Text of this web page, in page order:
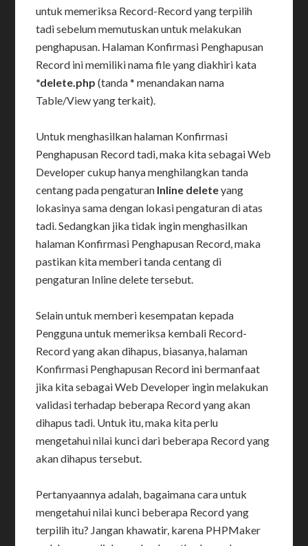
untuk memeriksa Record-Record yang terpilih
tadi sebelum memutuskan untuk melakukan
penghapusan. Halaman Konfirmasi Penghapusan
Record ini memiliki nama file yang diakhiri kata
*delete.php (tanda * menandakan nama
Table/View yang terkait).
Untuk menghasilkan halaman Konfirmasi
Penghapusan Record tadi, maka kita sebagai Web
Developer cukup hanya menghilangkan tanda
centang pada pengaturan Inline deleteyang
lokasinya sama dengan lokasi pengaturan di atas
tadi. Sedangkan jika tidak ingin menghasilkan
halaman Konfirmasi Penghapusan Record, maka
pastikan kita memberi tanda centang di
pengaturan Inline delete tersebut.
Selain untuk memberi kesempatan kepada
Pengguna untuk memeriksa kembali Record-
Record yang akan dihapus, biasanya, halaman
Konfirmasi Penghapusan Record ini bermanfaat
jika kita sebagai Web Developer ingin melakukan
validasi terhadap beberapa Record yang akan
dihapus tadi. Untuk itu, maka kita perlu
mengetahui nilai kunci dari beberapa Record yang
akan dihapus tersebut.
Pertanyaannya adalah, bagaimana cara untuk
mengetahui nilai kunci beberapa Record yang
terpilih itu? Jangan khawatir, karena PHPMaker